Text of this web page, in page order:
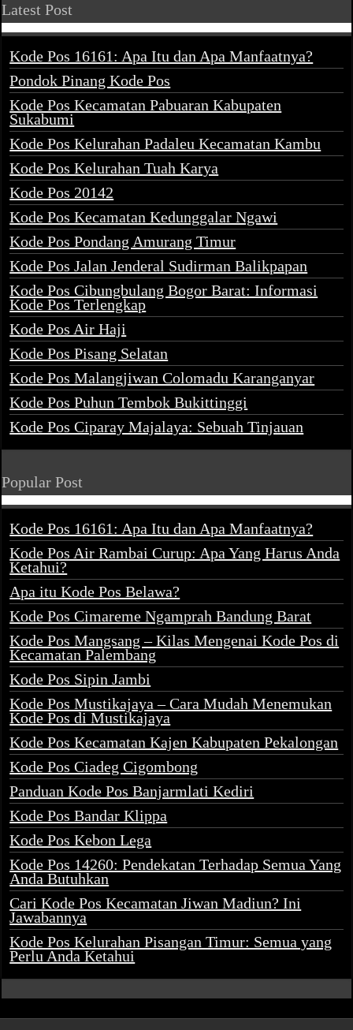
Latest Post
Kode Pos 16161: Apa Itu dan Apa Manfaatnya?
Pondok Pinang Kode Pos
Kode Pos Kecamatan Pabuaran Kabupaten
Sukabumi
Kode Pos Kelurahan Padaleu Kecamatan Kambu
Kode Pos Kelurahan Tuah Karya
Kode Pos 20142
Kode Pos Kecamatan Kedunggalar Ngawi
Kode Pos Pondang Amurang Timur
Kode Pos Jalan Jenderal Sudirman Balikpapan
Kode Pos Cibungbulang Bogor Barat: Informasi
Kode Pos Terlengkap
Kode Pos Air Haji
Kode Pos Pisang Selatan
Kode Pos Malangjiwan Colomadu Karanganyar
Kode Pos Puhun Tembok Bukittinggi
Kode Pos Ciparay Majalaya: Sebuah Tinjauan
Popular Post
Kode Pos 16161: Apa Itu dan Apa Manfaatnya?
Kode Pos Air Rambai Curup: Apa Yang Harus Anda
Ketahui?
Apa itu Kode Pos Belawa?
Kode Pos Cimareme Ngamprah Bandung Barat
Kode Pos Mangsang – Kilas Mengenai Kode Pos di
Kecamatan Palembang
Kode Pos Sipin Jambi
Kode Pos Mustikajaya – Cara Mudah Menemukan
Kode Pos di Mustikajaya
Kode Pos Kecamatan Kajen Kabupaten Pekalongan
Kode Pos Ciadeg Cigombong
Panduan Kode Pos Banjarmlati Kediri
Kode Pos Bandar Klippa
Kode Pos Kebon Lega
Kode Pos 14260: Pendekatan Terhadap Semua Yang
Anda Butuhkan
Cari Kode Pos Kecamatan Jiwan Madiun? Ini
Jawabannya
Kode Pos Kelurahan Pisangan Timur: Semua yang
Perlu Anda Ketahui